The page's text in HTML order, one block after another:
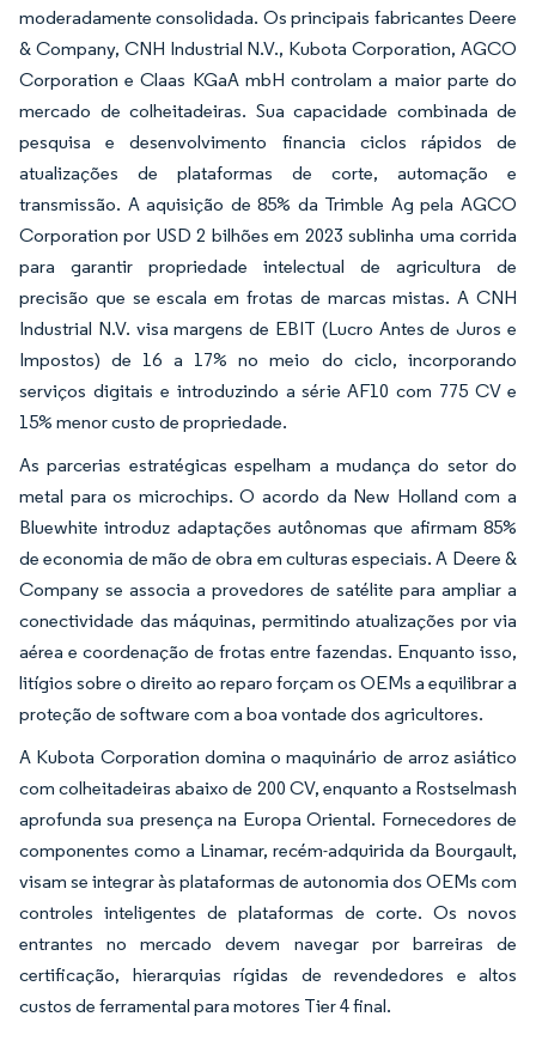
moderadamente consolidada. Os principais fabricantes Deere
& Company, CNH Industrial N.V., Kubota Corporation, AGCO
Corporation e Claas KGaA mbH controlam a maior parte do
mercado de colheitadeiras. Sua capacidade combinada de
pesquisa e desenvolvimento financia ciclos rápidos de
atualizações de plataformas de corte, automação e
transmissão. A aquisição de 85% da Trimble Ag pela AGCO
Corporation por USD 2 bilhões em 2023 sublinha uma corrida
para garantir propriedade intelectual de agricultura de
precisão que se escala em frotas de marcas mistas. A CNH
Industrial N.V. visa margens de EBIT (Lucro Antes de Juros e
Impostos) de 16 a 17% no meio do ciclo, incorporando
serviços digitais e introduzindo a série AF10 com 775 CV e
15% menor custo de propriedade.
As parcerias estratégicas espelham a mudança do setor do
metal para os microchips. O acordo da New Holland com a
Bluewhite introduz adaptações autônomas que afirmam 85%
de economia de mão de obra em culturas especiais. A Deere &
Company se associa a provedores de satélite para ampliar a
conectividade das máquinas, permitindo atualizações por via
aérea e coordenação de frotas entre fazendas. Enquanto isso,
litígios sobre o direito ao reparo forçam os OEMs a equilibrar a
proteção de software com a boa vontade dos agricultores.
A Kubota Corporation domina o maquinário de arroz asiático
com colheitadeiras abaixo de 200 CV, enquanto a Rostselmash
aprofunda sua presença na Europa Oriental. Fornecedores de
componentes como a Linamar, recém-adquirida da Bourgault,
visam se integrar às plataformas de autonomia dos OEMs com
controles inteligentes de plataformas de corte. Os novos
entrantes no mercado devem navegar por barreiras de
certificação, hierarquias rígidas de revendedores e altos
custos de ferramental para motores Tier 4 final.